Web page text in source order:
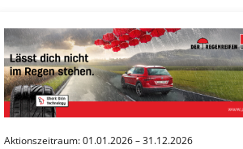
nach dem Kauf unter:
promotion.firestone.eu/vorteilsaktion und
laden Sie Ihren Kaufbeleg hoch. 3️⃣ Vorteile
sichern Sie erhalten Ihre 24 Monate
Reifengarantie per E-Mail sowie Ihren
Aktionszeitraum: 01.01.2026 – 31.12.2026